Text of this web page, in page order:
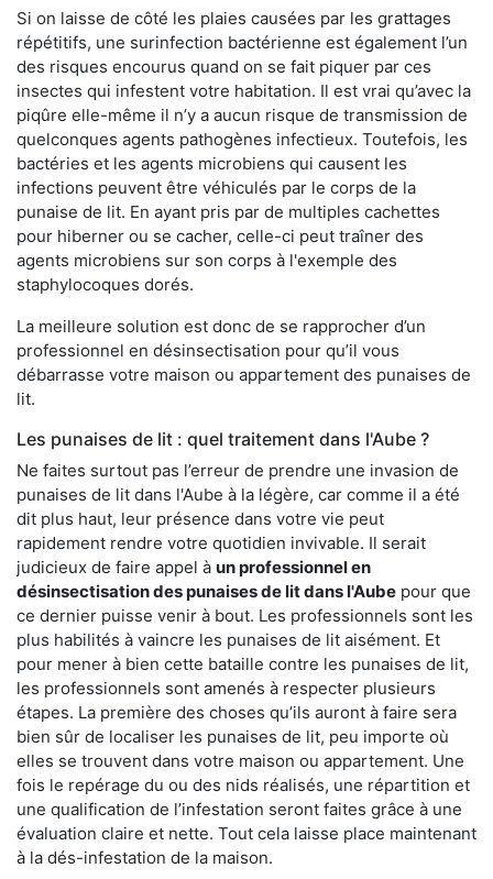
Si on laisse de côté les plaies causées par les grattages
répétitifs, une surinfection bactérienne est également l’un
des risques encourus quand on se fait piquer par ces
insectes qui infestent votre habitation. Il est vrai qu’avec la
piqûre elle-même il n’y a aucun risque de transmission de
quelconques agents pathogènes infectieux. Toutefois, les
bactéries et les agents microbiens qui causent les
infections peuvent être véhiculés par le corps de la
punaise de lit. En ayant pris par de multiples cachettes
pour hiberner ou se cacher, celle-ci peut traîner des
agents microbiens sur son corps à l'exemple des
staphylocoques dorés.
La meilleure solution est donc de se rapprocher d’un
professionnel en désinsectisation pour qu’il vous
débarrasse votre maison ou appartement des punaises de
lit.
Les punaises de lit : quel traitement dans l'Aube ?
Ne faites surtout pas l’erreur de prendre une invasion de
punaises de lit dans l'Aube à la légère, car comme il a été
dit plus haut, leur présence dans votre vie peut
rapidement rendre votre quotidien invivable. Il serait
judicieux de faire appel à un professionnel en
désinsectisation des punaises de lit dans l'Aube pour que
ce dernier puisse venir à bout. Les professionnels sont les
plus habilités à vaincre les punaises de lit aisément. Et
pour mener à bien cette bataille contre les punaises de lit,
les professionnels sont amenés à respecter plusieurs
étapes. La première des choses qu’ils auront à faire sera
bien sûr de localiser les punaises de lit, peu importe où
elles se trouvent dans votre maison ou appartement. Une
fois le repérage du ou des nids réalisés, une répartition et
une qualification de l’infestation seront faites grâce à une
évaluation claire et nette. Tout cela laisse place maintenant
à la dés-infestation de la maison.